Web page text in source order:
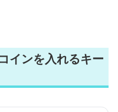
インを入れるキー